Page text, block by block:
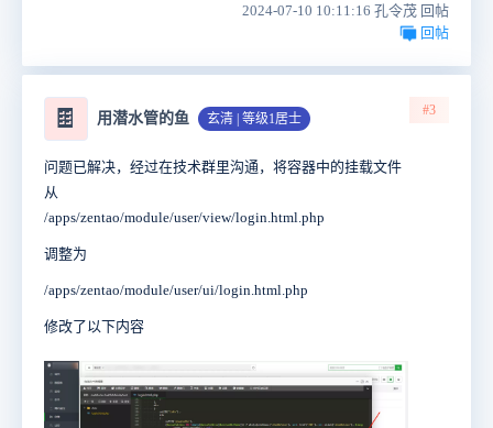
2024-07-10 10:11:16 孔令茂 回帖
回帖
🍫 用潜水管的鱼 玄清 | 等级1居士
#3
问题已解决，经过在技术群里沟通，将容器中的挂载文件
从
/apps/zentao/module/user/view/login.html.php
调整为
/apps/zentao/module/user/ui/login.html.php
修改了以下内容